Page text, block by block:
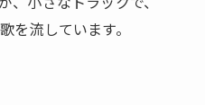
を流しています。